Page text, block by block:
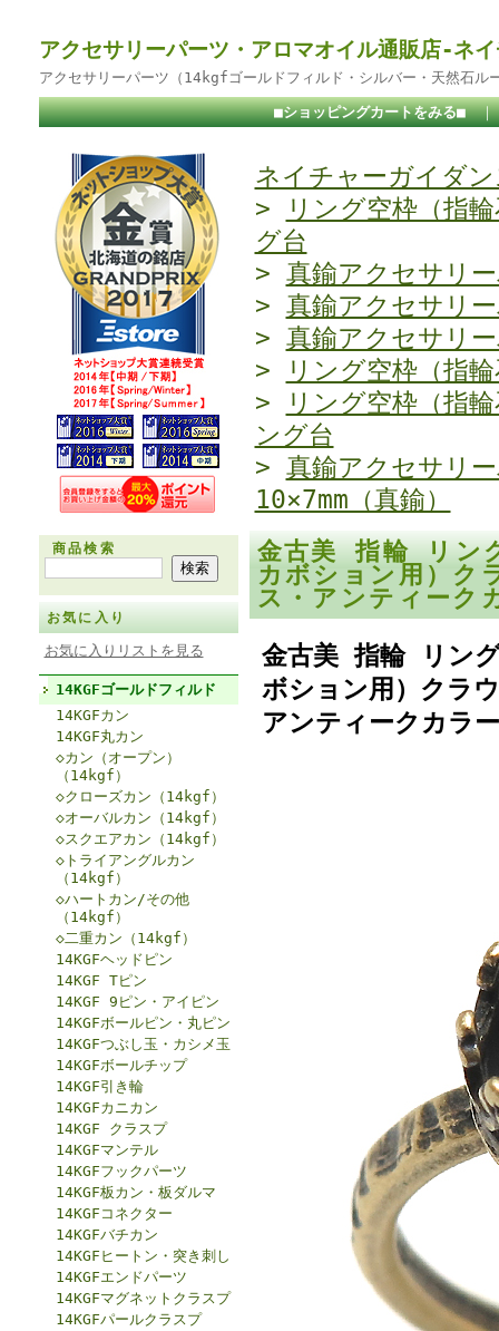
アクセサリーパーツ・アロマオイル通販店-ネ
アクセサリーパーツ（14kgfゴールドフィルド・シルバー・天然石ル
■ショッピングカートをみる■
商品検索
お気に入り
お気に入りリストを見る
14KGFゴールドフィルド
14KGFカン
14KGF丸カン
◇カン（オープン）
（14kgf）
◇クローズカン（14kgf）
◇オーバルカン（14kgf）
◇スクエアカン（14kgf）
◇トライアングルカン
（14kgf）
◇ハートカン/その他
（14kgf）
◇二重カン（14kgf）
14KGFヘッドピン
14KGF Tピン
14KGF 9ピン・アイピン
14KGFボールピン・丸ピン
14KGFつぶし玉・カシメ玉
14KGFボールチップ
14KGF引き輪
14KGFカニカン
14KGF クラスプ
14KGFマンテル
14KGFフックパーツ
14KGF板カン・板ダルマ
14KGFコネクター
14KGFバチカン
14KGFヒートン・突き刺し
14KGFエンドパーツ
14KGFマグネットクラスプ
14KGFパールクラスプ
ネイチャーガイダン
>
リング空枠（指
グ台
> 真鍮アクセサリ
> 真鍮アクセサリ
> 真鍮アクセサリ
>
リング空枠（指
>
リング空枠（指
ング台
> 真鍮アクセサリ
10×7mm（真鍮）
金古美 指輪 リン
カボション用）ク
ス・アンティー
金古美 指輪 リン
ボション用）クラ
アンティークカラ